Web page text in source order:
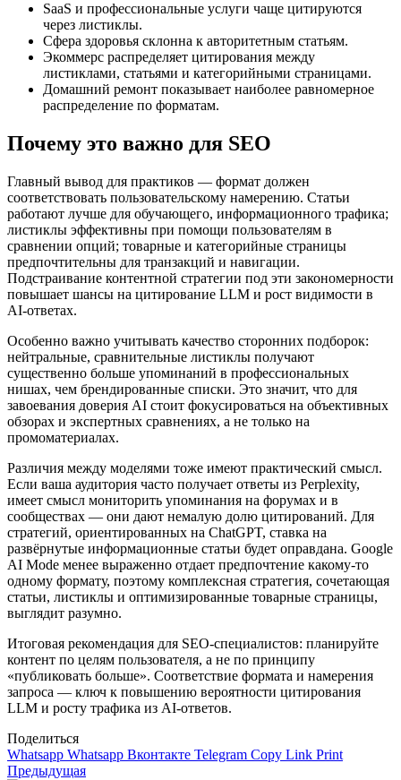
SaaS и профессиональные услуги чаще цитируются
через листиклы.
Сфера здоровья склонна к авторитетным статьям.
Экоммерс распределяет цитирования между
листиклами, статьями и категорийными страницами.
Домашний ремонт показывает наиболее равномерное
распределение по форматам.
Почему это важно для SEO
Главный вывод для практиков — формат должен
соответствовать пользовательскому намерению. Статьи
работают лучше для обучающего, информационного трафика;
листиклы эффективны при помощи пользователям в
сравнении опций; товарные и категорийные страницы
предпочтительны для транзакций и навигации.
Подстраивание контентной стратегии под эти закономерности
повышает шансы на цитирование LLM и рост видимости в
AI‑ответах.
Особенно важно учитывать качество сторонних подборок:
нейтральные, сравнительные листиклы получают
существенно больше упоминаний в профессиональных
нишах, чем брендированные списки. Это значит, что для
завоевания доверия AI стоит фокусироваться на объективных
обзорах и экспертных сравнениях, а не только на
промоматериалах.
Различия между моделями тоже имеют практический смысл.
Если ваша аудитория часто получает ответы из Perplexity,
имеет смысл мониторить упоминания на форумах и в
сообществах — они дают немалую долю цитирований. Для
стратегий, ориентированных на ChatGPT, ставка на
развёрнутые информационные статьи будет оправдана. Google
AI Mode менее выраженно отдает предпочтение какому‑то
одному формату, поэтому комплексная стратегия, сочетающая
статьи, листиклы и оптимизированные товарные страницы,
выглядит разумно.
Итоговая рекомендация для SEO‑специалистов: планируйте
контент по целям пользователя, а не по принципу
«публиковать больше». Соответствие формата и намерения
запроса — ключ к повышению вероятности цитирования
LLM и росту трафика из AI‑ответов.
Поделиться
Whatsapp Whatsapp Вконтакте Telegram Copy Link Print
Предыдущая